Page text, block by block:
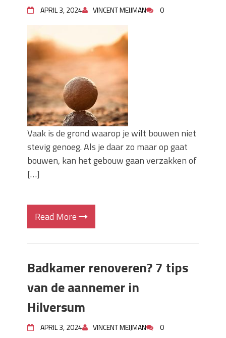
APRIL 3, 2024 VINCENT MEIJMAN 0
Vaak is de grond waarop je wilt bouwen niet
stevig genoeg. Als je daar zo maar op gaat
bouwen, kan het gebouw gaan verzakken of
[…]
Read More
Badkamer renoveren? 7 tips
van de aannemer in
Hilversum
APRIL 3, 2024 VINCENT MEIJMAN 0